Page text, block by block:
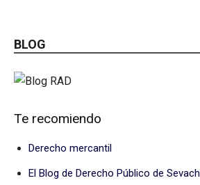
BLOG
Te recomiendo
Derecho mercantil
El Blog de Derecho Público de Sevach